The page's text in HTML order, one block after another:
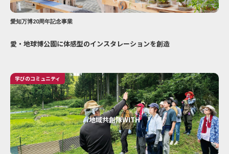
愛知万博20周年記念事業
愛・地球博公園に体感型のインスタレーションを創造
学びのコミュニティ
地域共創隊WITH